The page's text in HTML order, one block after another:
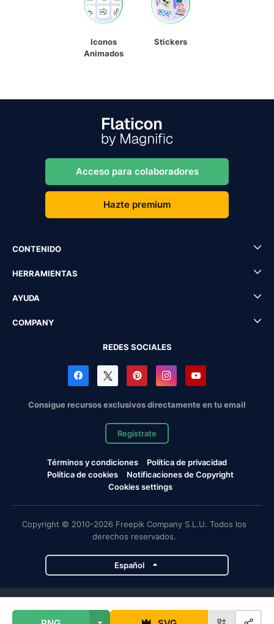
Iconos
Animados
Stickers
Acceso para colaboradores
Hazte premium
CONTENIDO
HERRAMIENTAS
AYUDA
COMPANY
REDES SOCIALES
Consigue recursos exclusivos directamente en tu email
Regístrate
Términos y condiciones
Política de privacidad
Política de cookies
Notificaciones de Copyright
Cookies settings
Copyright © 2010-2026 Freepik Company S.L.U. Todos los
derechos reservados.
Español